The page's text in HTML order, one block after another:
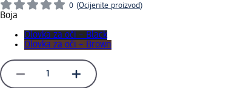
0 (Ocijenite proizvod)
Boja
Olovka za oči – Black
Olovka za oči – Brown